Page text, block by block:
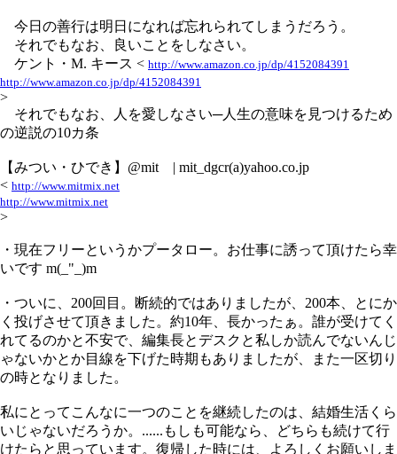
今日の善行は明日になれば忘れられてしまうだろう。
それでもなお、良いことをしなさい。
ケント・M. キース < http://www.amazon.co.jp/dp/4152084391
http://www.amazon.co.jp/dp/4152084391
>
それでもなお、人を愛しなさい─人生の意味を見つけるため
の逆説の10カ条
【みつい・ひでき】@mit | mit_dgcr(a)yahoo.co.jp
< http://www.mitmix.net
http://www.mitmix.net
>
・現在フリーというかプータロー。お仕事に誘って頂けたら幸
いです m(_"_)m
・ついに、200回目。断続的ではありましたが、200本、とにか
く投げさせて頂きました。約10年、長かったぁ。誰が受けてく
れてるのかと不安で、編集長とデスクと私しか読んでないんじ
ゃないかとか目線を下げた時期もありましたが、また一区切り
の時となりました。
私にとってこんなに一つのことを継続したのは、結婚生活くら
いじゃないだろうか。......もしも可能なら、どちらも続けて行
けたらと思っています。復帰した時には、よろしくお願いしま